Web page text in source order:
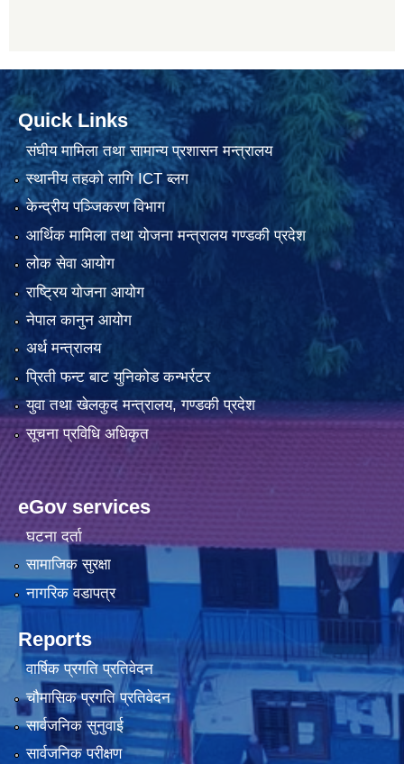
Quick Links
संघीय मामिला तथा सामान्य प्रशासन मन्त्रालय
स्थानीय तहको लागि ICT ब्लग
केन्द्रीय पञ्जिकरण विभाग
आर्थिक मामिला तथा योजना मन्त्रालय गण्डकी प्रदेश
लोक सेवा आयोग
राष्ट्रिय योजना आयोग
नेपाल कानुन आयोग
अर्थ मन्त्रालय
प्रिती फन्ट बाट युनिकोड कन्भर्रटर
युवा तथा खेलकुद मन्त्रालय, गण्डकी प्रदेश
सूचना प्रविधि अधिकृत
eGov services
घटना दर्ता
सामाजिक सुरक्षा
नागरिक वडापत्र
Reports
वार्षिक प्रगति प्रतिवेदन
चौमासिक प्रगति प्रतिवेदन
सार्वजनिक सुनुवाई
सार्वजनिक परीक्षण